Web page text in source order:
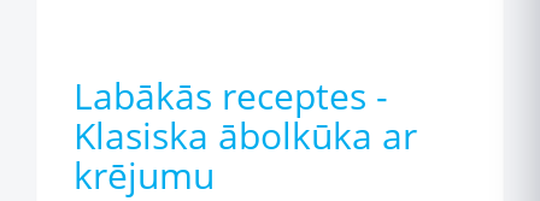
Labākās receptes -
Klasiska ābolkūka ar
krējumu